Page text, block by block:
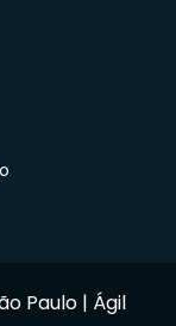
Paulo | Ágil